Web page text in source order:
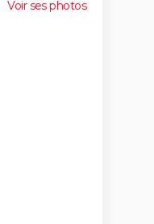
Voir ses photos